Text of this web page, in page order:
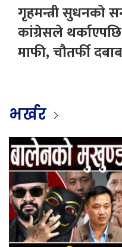
गृहमन्त्री सुधनको
कांग्रेसले
माफी, चौतर्फी
भर्खर